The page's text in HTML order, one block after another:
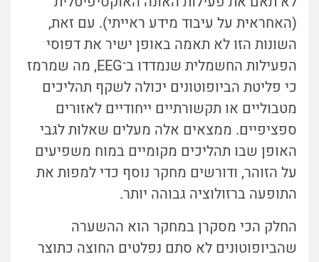
(האחראית על עיבוד מידע ראייתי). עם זאת,
השונות הזו לא תאמה באופן ישיר את דפוסי
הפעילות החשמלית שנמדדו ב־
EEG, מה שמרמז
כי פליטת הביופוטונים יכולה לשקף תהליכים
מטבוליים או תקשורתיים ייחודיים לאזורים
ספציפיים. ממצאים אלה מעלים שאלות לגבי
האופן שבו תהליכים מקומיים במוח משפיעים
על הזוהר, ודורשים מחקר נוסף כדי למפות את
התופעה ברזולוציה גבוהה יותר.
החלק הכי מסקרן במחקר הוא ההשערה
שהביופוטונים לא סתם נפלטים החוצה כתוצר